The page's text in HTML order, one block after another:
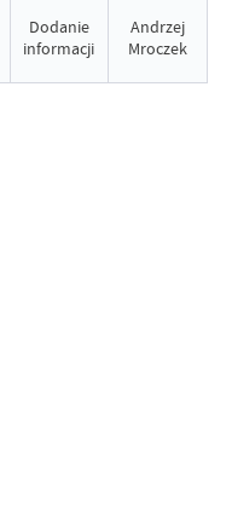
Dodanie
informacji
Andrzej
Mroczek